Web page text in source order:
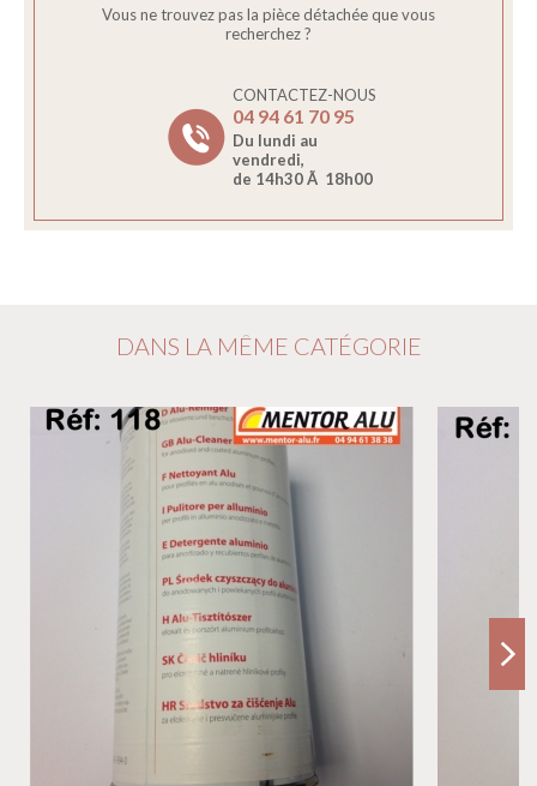
Vous ne trouvez pas la pièce détachée que vous
recherchez ?
CONTACTEZ-NOUS
04 94 61 70 95
Du lundi au
vendredi,
de 14h30 Ã 18h00
DANS LA MÊME CATÉGORIE